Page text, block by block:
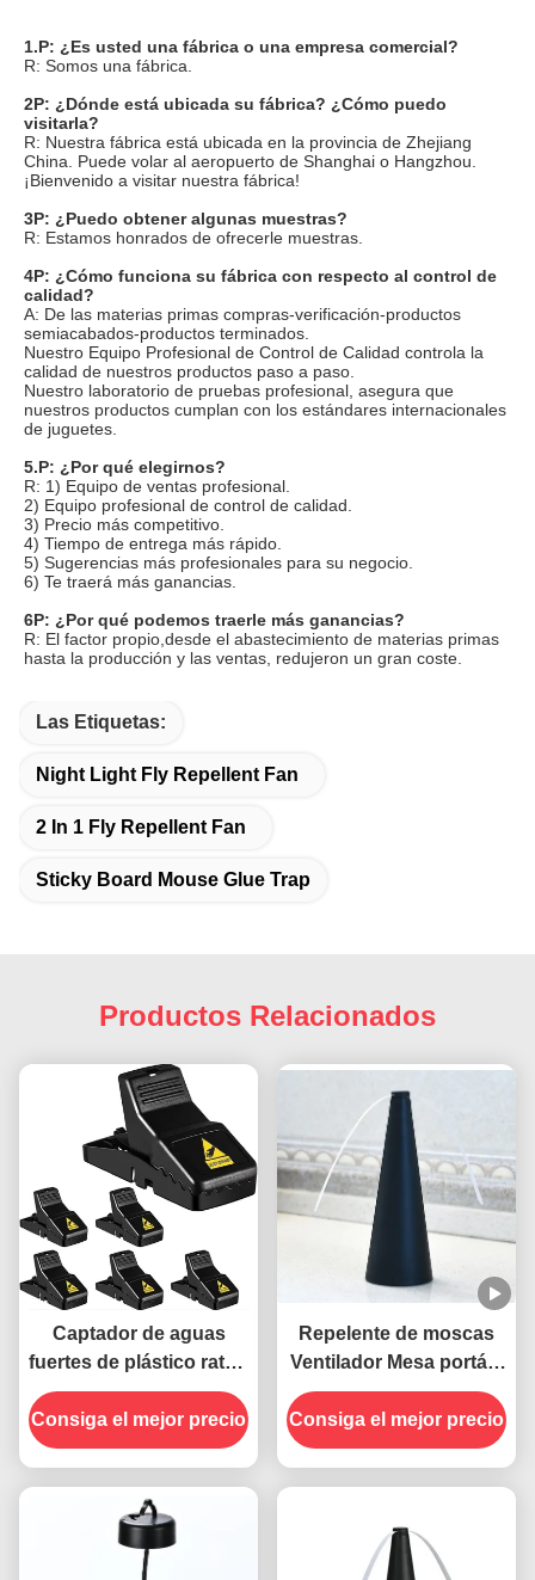
1.P: ¿Es usted una fábrica o una empresa comercial?
R: Somos una fábrica.
2P: ¿Dónde está ubicada su fábrica? ¿Cómo puedo
visitarla?
R: Nuestra fábrica está ubicada en la provincia de Zhejiang
China. Puede volar al aeropuerto de Shanghai o Hangzhou.
¡Bienvenido a visitar nuestra fábrica!
3P: ¿Puedo obtener algunas muestras?
R: Estamos honrados de ofrecerle muestras.
4P: ¿Cómo funciona su fábrica con respecto al control de
calidad?
A: De las materias primas compras-verificación-productos
semiacabados-productos terminados.
Nuestro Equipo Profesional de Control de Calidad controla la
calidad de nuestros productos paso a paso.
Nuestro laboratorio de pruebas profesional, asegura que
nuestros productos cumplan con los estándares internacionales
de juguetes.
5.P: ¿Por qué elegirnos?
R: 1) Equipo de ventas profesional.
2) Equipo profesional de control de calidad.
3) Precio más competitivo.
4) Tiempo de entrega más rápido.
5) Sugerencias más profesionales para su negocio.
6) Te traerá más ganancias.
6P: ¿Por qué podemos traerle más ganancias?
R: El factor propio,desde el abastecimiento de materias primas
hasta la producción y las ventas, redujeron un gran coste.
Las Etiquetas:
Night Light Fly Repellent Fan
2 In 1 Fly Repellent Fan
Sticky Board Mouse Glue Trap
Productos Relacionados
Captador de aguas
fuertes de plástico ratón
ratones ratón trampa
Consiga el mejor precio
Repelente de moscas
Ventilador Mesa portátil
Mantenga alejadas a las
moscas con hojas
blandas Material ABS
Consiga el mejor precio